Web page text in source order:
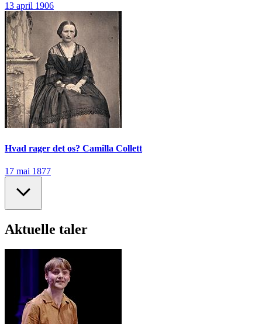
13 april 1906
Hvad rager det os? Camilla Collett
17 mai 1877
Aktuelle taler